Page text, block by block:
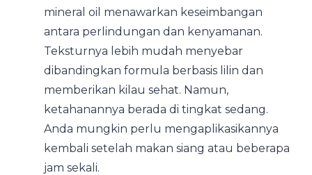
mineral oil menawarkan keseimbangan
antara perlindungan dan kenyamanan.
Teksturnya lebih mudah menyebar
dibandingkan formula berbasis lilin dan
memberikan kilau sehat. Namun,
ketahanannya berada di tingkat sedang.
Anda mungkin perlu mengaplikasikannya
kembali setelah makan siang atau beberapa
jam sekali.